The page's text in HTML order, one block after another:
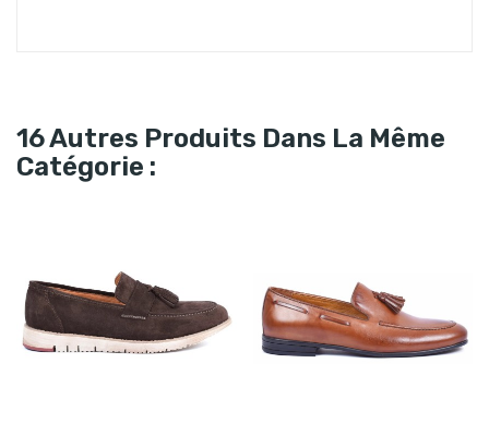
16 Autres Produits Dans La Même
Catégorie :